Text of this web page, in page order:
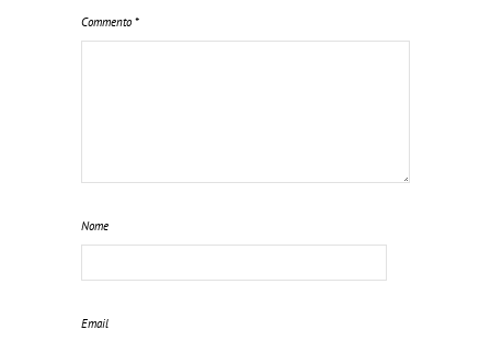
Commento *
Nome
Email